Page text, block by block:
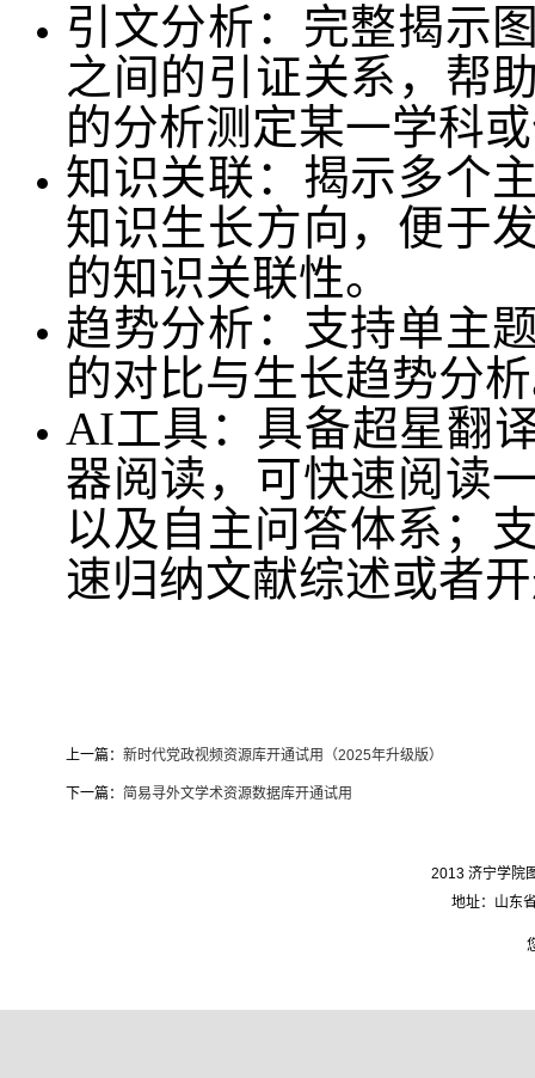
引文分析：完整揭示
之间的引证关系，帮
的分析测定某一学科
知识关联：揭示多个
知识生长方向，便于
的知识关联性。
趋势分析：支持单主
的对比与生长趋势分
AI工具：具备超星翻
器阅读，可快速阅读
以及自主问答体系；
速归纳文献综述或者
上一篇： 新时代党政视频资源库开通试用（2025年升级版）
下一篇： 简易寻外文学术资源数据库开通试用
2013 济宁学院
地址：山东